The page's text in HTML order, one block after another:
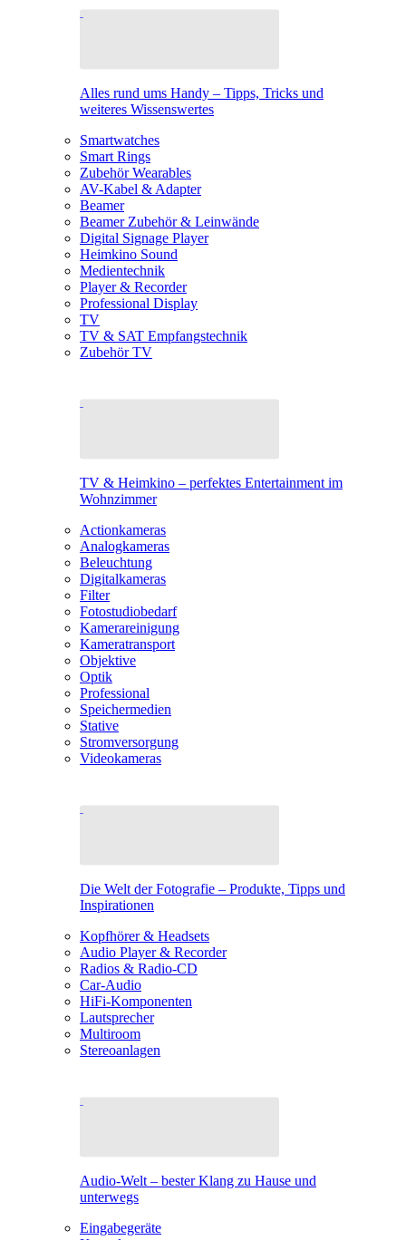
Alles rund ums Handy – Tipps, Tricks und
weiteres Wissenswertes
Smartwatches
Smart Rings
Zubehör Wearables
AV-Kabel & Adapter
Beamer
Beamer Zubehör & Leinwände
Digital Signage Player
Heimkino Sound
Medientechnik
Player & Recorder
Professional Display
TV
TV & SAT Empfangstechnik
Zubehör TV
TV & Heimkino – perfektes Entertainment im
Wohnzimmer
Actionkameras
Analogkameras
Beleuchtung
Digitalkameras
Filter
Fotostudiobedarf
Kamerareinigung
Kameratransport
Objektive
Optik
Professional
Speichermedien
Stative
Stromversorgung
Videokameras
Die Welt der Fotografie – Produkte, Tipps und
Inspirationen
Kopfhörer & Headsets
Audio Player & Recorder
Radios & Radio-CD
Car-Audio
HiFi-Komponenten
Lautsprecher
Multiroom
Stereoanlagen
Audio-Welt – bester Klang zu Hause und
unterwegs
Eingabegeräte